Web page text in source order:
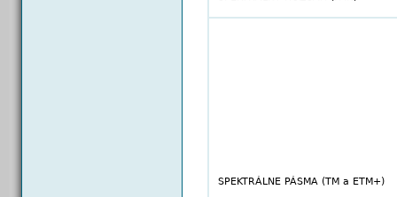
SPEKTRÁLNE PÁSMA (TM a ETM+)